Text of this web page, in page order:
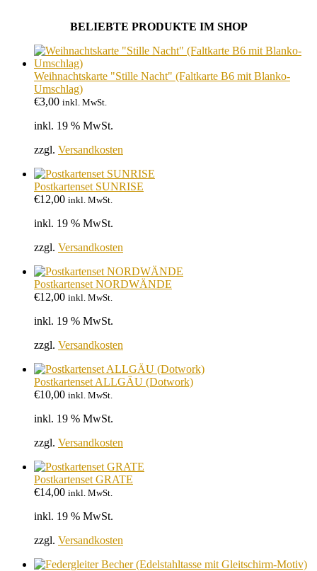
BELIEBTE PRODUKTE IM SHOP
Weihnachtskarte "Stille Nacht" (Faltkarte B6 mit Blanko-
Umschlag)
€3,00 inkl. MwSt.
inkl. 19 % MwSt.
zzgl. Versandkosten
Postkartenset SUNRISE
€12,00 inkl. MwSt.
inkl. 19 % MwSt.
zzgl. Versandkosten
Postkartenset NORDWÄNDE
€12,00 inkl. MwSt.
inkl. 19 % MwSt.
zzgl. Versandkosten
Postkartenset ALLGÄU (Dotwork)
€10,00 inkl. MwSt.
inkl. 19 % MwSt.
zzgl. Versandkosten
Postkartenset GRATE
€14,00 inkl. MwSt.
inkl. 19 % MwSt.
zzgl. Versandkosten